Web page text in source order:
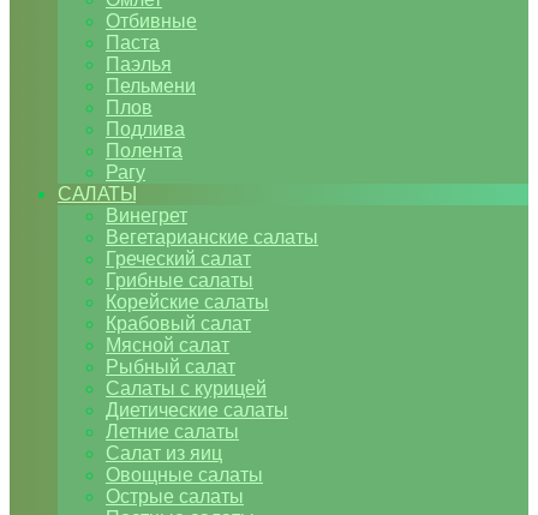
Отбивные
Паста
Паэлья
Пельмени
Плов
Подлива
Полента
Рагу
САЛАТЫ
Винегрет
Вегетарианские салаты
Греческий салат
Грибные салаты
Корейские салаты
Крабовый салат
Мясной салат
Рыбный салат
Салаты с курицей
Диетические салаты
Летние салаты
Салат из яиц
Овощные салаты
Острые салаты